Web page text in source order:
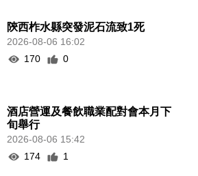
陝西柞水縣突發泥石流致1死
2026-08-06 16:02
170
0
酒店營運及餐飲職業配對會本月下
旬舉行
2026-08-06 15:42
174
1